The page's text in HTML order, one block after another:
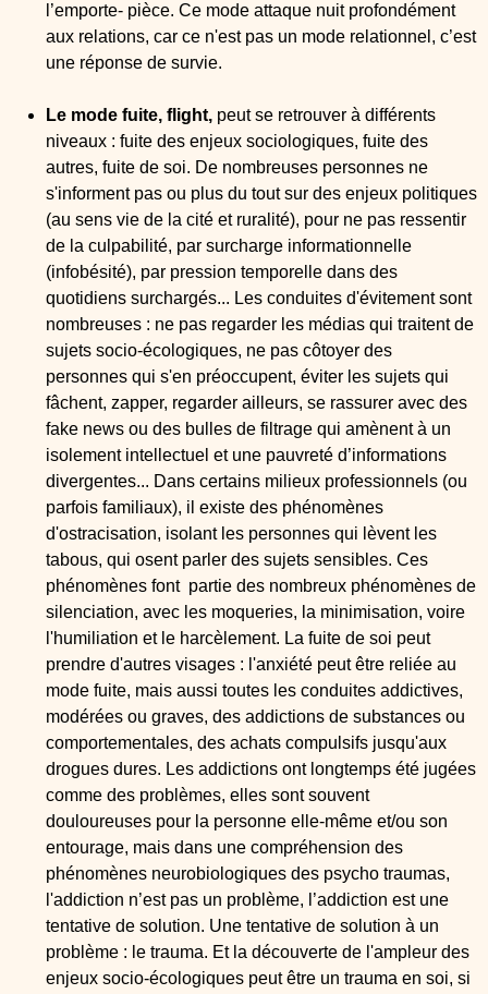
l’emporte- pièce. Ce mode attaque nuit profondément
aux relations, car ce n'est pas un mode relationnel, c’est
une réponse de survie.
Le mode fuite, flight, peut se retrouver à différents
niveaux : fuite des enjeux sociologiques, fuite des
autres, fuite de soi. De nombreuses personnes ne
s'informent pas ou plus du tout sur des enjeux politiques
(au sens vie de la cité et ruralité), pour ne pas ressentir
de la culpabilité, par surcharge informationnelle
(infobésité), par pression temporelle dans des
quotidiens surchargés... Les conduites d'évitement sont
nombreuses : ne pas regarder les médias qui traitent de
sujets socio-écologiques, ne pas côtoyer des
personnes qui s'en préoccupent, éviter les sujets qui
fâchent, zapper, regarder ailleurs, se rassurer avec des
fake news ou des bulles de filtrage qui amènent à un
isolement intellectuel et une pauvreté d’informations
divergentes... Dans certains milieux professionnels (ou
parfois familiaux), il existe des phénomènes
d'ostracisation, isolant les personnes qui lèvent les
tabous, qui osent parler des sujets sensibles. Ces
phénomènes font partie des nombreux phénomènes de
silenciation, avec les moqueries, la minimisation, voire
l'humiliation et le harcèlement. La fuite de soi peut
prendre d'autres visages : l'anxiété peut être reliée au
mode fuite, mais aussi toutes les conduites addictives,
modérées ou graves, des addictions de substances ou
comportementales, des achats compulsifs jusqu'aux
drogues dures. Les addictions ont longtemps été jugées
comme des problèmes, elles sont souvent
douloureuses pour la personne elle-même et/ou son
entourage, mais dans une compréhension des
phénomènes neurobiologiques des psycho traumas,
l'addiction n’est pas un problème, l’addiction est une
tentative de solution. Une tentative de solution à un
problème : le trauma. Et la découverte de l'ampleur des
enjeux socio-écologiques peut être un trauma en soi, si